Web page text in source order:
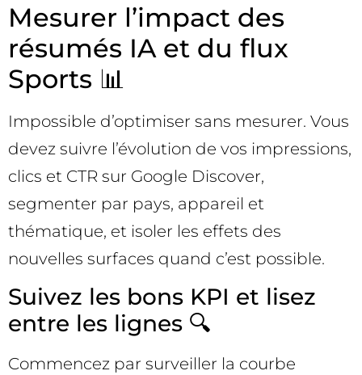
Mesurer l’impact des
résumés IA et du flux
Sports 📊
Impossible d’optimiser sans mesurer. Vous
devez suivre l’évolution de vos impressions,
clics et CTR sur Google Discover,
segmenter par pays, appareil et
thématique, et isoler les effets des
nouvelles surfaces quand c’est possible.
Suivez les bons KPI et lisez
entre les lignes 🔍
Commencez par surveiller la courbe